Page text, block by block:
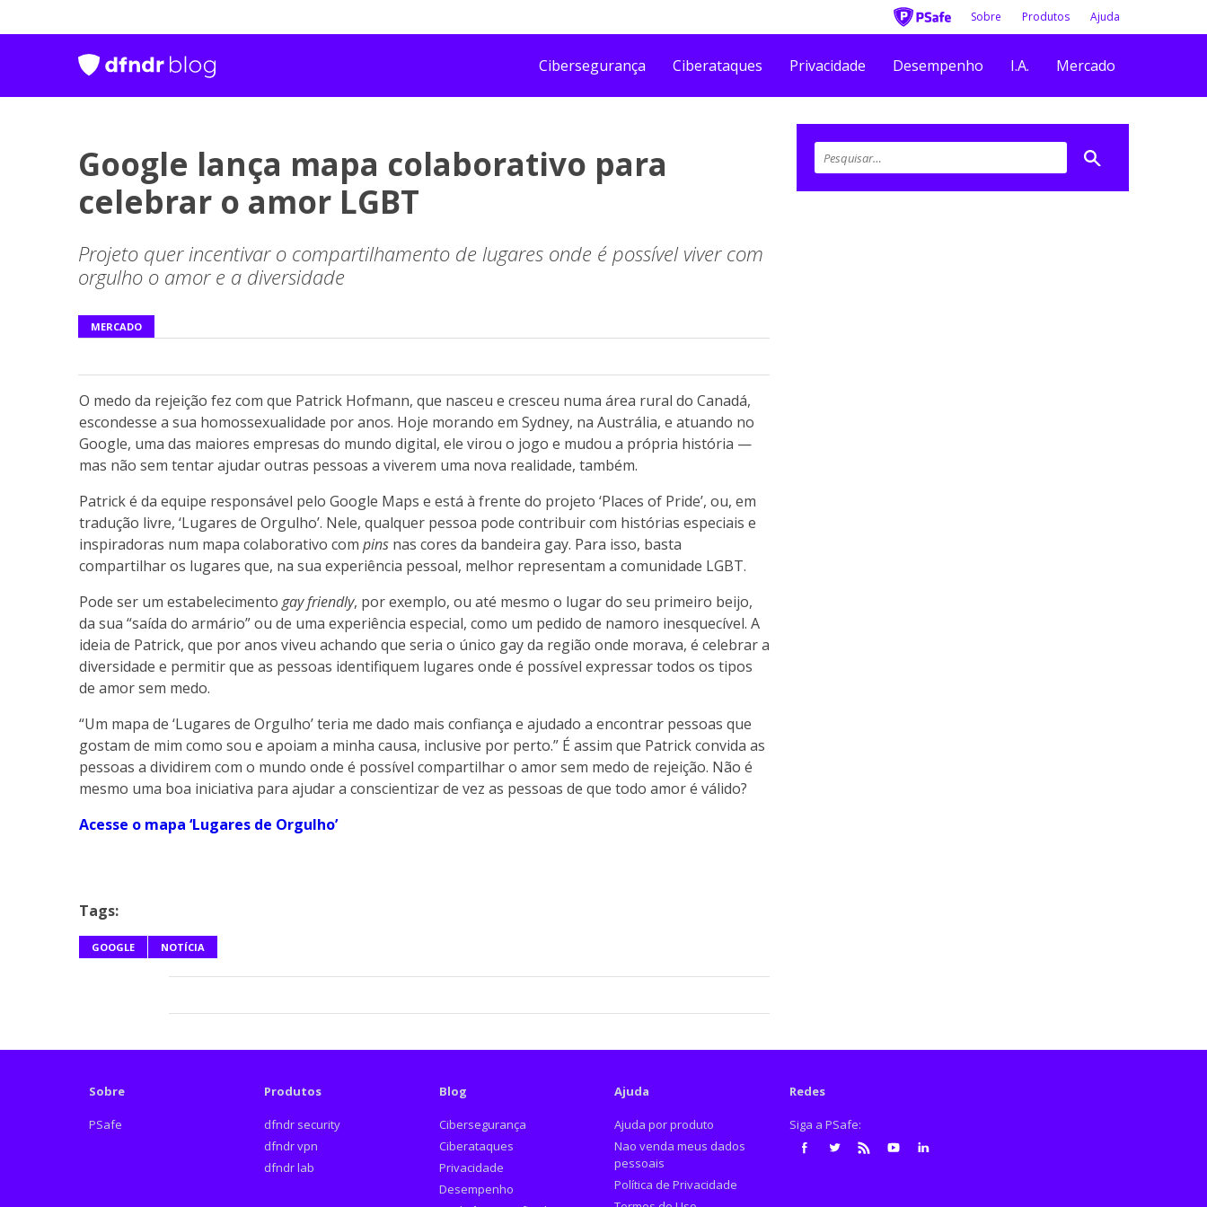
Sobre Produtos Ajuda
Cibersegurança Ciberataques Privacidade Desempenho I.A. Mercado
Google lança mapa colaborativo para
celebrar o amor LGBT
Projeto quer incentivar o compartilhamento de lugares onde é possível viver com
orgulho o amor e a diversidade
MERCADO
O medo da rejeição fez com que Patrick Hofmann, que nasceu e cresceu numa área rural do Canadá,
escondesse a sua homossexualidade por anos. Hoje morando em Sydney, na Austrália, e atuando no
Google, uma das maiores empresas do mundo digital, ele virou o jogo e mudou a própria história —
mas não sem tentar ajudar outras pessoas a viverem uma nova realidade, também.
Patrick é da equipe responsável pelo Google Maps e está à frente do projeto ‘Places of Pride’, ou, em
tradução livre, ‘Lugares de Orgulho’. Nele, qualquer pessoa pode contribuir com histórias especiais e
inspiradoras num mapa colaborativo com pins nas cores da bandeira gay. Para isso, basta
compartilhar os lugares que, na sua experiência pessoal, melhor representam a comunidade LGBT.
Pode ser um estabelecimento gay friendly, por exemplo, ou até mesmo o lugar do seu primeiro beijo,
da sua “saída do armário” ou de uma experiência especial, como um pedido de namoro inesquecível. A
ideia de Patrick, que por anos viveu achando que seria o único gay da região onde morava, é celebrar a
diversidade e permitir que as pessoas identifiquem lugares onde é possível expressar todos os tipos
de amor sem medo.
“Um mapa de ‘Lugares de Orgulho’ teria me dado mais confiança e ajudado a encontrar pessoas que
gostam de mim como sou e apoiam a minha causa, inclusive por perto.” É assim que Patrick convida as
pessoas a dividirem com o mundo onde é possível compartilhar o amor sem medo de rejeição. Não é
mesmo uma boa iniciativa para ajudar a conscientizar de vez as pessoas de que todo amor é válido?
Acesse o mapa ‘Lugares de Orgulho’
Tags:
GOOGLE NOTÍCIA
Sobre
PSafe
Produtos
dfndr security
dfndr vpn
dfndr lab
Blog
Cibersegurança
Ciberataques
Privacidade
Desempenho
Ajuda
Ajuda por produto
Nao venda meus dados
pessoais
Política de Privacidade
Redes
Siga a PSafe: